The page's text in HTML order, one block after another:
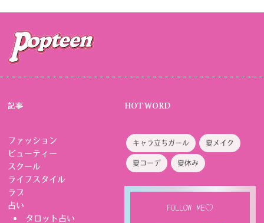
記事
ファッション
ビューティー
スクール
ライフスタイル
ラブ
占い
タロット占い
HOT WORD
キャラ立ちガール 夏メイク
夏コーデ 夏休み
FOLLOW ME♡